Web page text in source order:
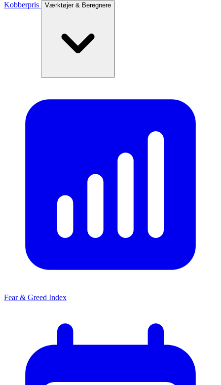
Kobberpris Værktøjer & Beregnere
Fear & Greed Index